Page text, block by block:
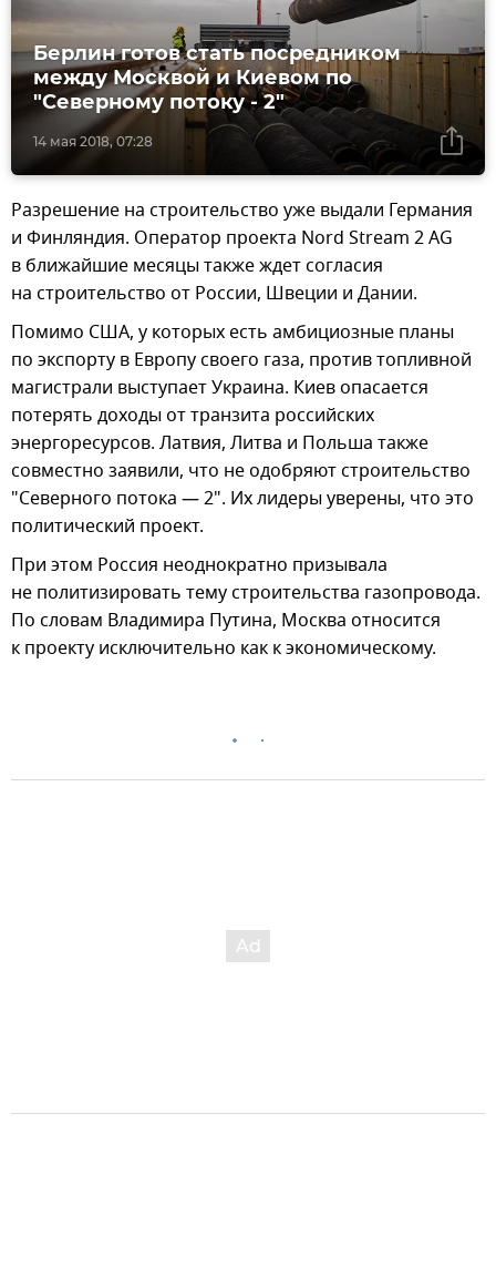
14 мая 2018, 07:28
Берлин готов стать посредником
между Москвой и Киевом по
"Северному потоку - 2"
Разрешение на строительство уже выдали Германия
и Финляндия. Оператор проекта Nord Stream 2 AG
в ближайшие месяцы также ждет согласия
на строительство от России, Швеции и Дании.
Помимо США, у которых есть амбициозные планы
по экспорту в Европу своего газа, против топливной
магистрали выступает Украина. Киев опасается
потерять доходы от транзита российских
энергоресурсов. Латвия, Литва и Польша также
совместно заявили, что не одобряют строительство
"Северного потока — 2". Их лидеры уверены, что это
политический проект.
При этом Россия неоднократно призывала
не политизировать тему строительства газопровода.
По словам Владимира Путина, Москва относится
к проекту исключительно как к экономическому.